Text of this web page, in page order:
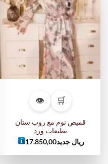
أضف
إلى
قائمة
الرغبات
🛒
👁
قميص نوم مع روب ستان
بطبعات ورد
ريال جديد17.850,00